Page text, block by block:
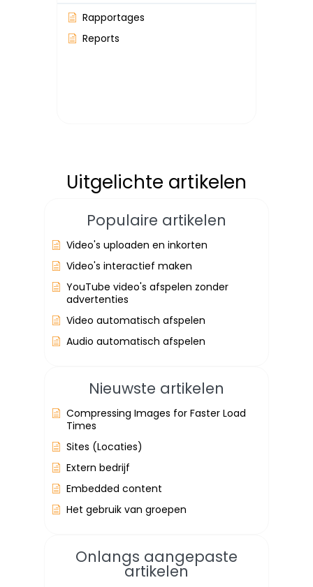
Rapportages
Reports
Uitgelichte artikelen
Populaire artikelen
Video's uploaden en inkorten
Video's interactief maken
YouTube video's afspelen zonder
advertenties
Video automatisch afspelen
Audio automatisch afspelen
Nieuwste artikelen
Compressing Images for Faster Load
Times
Sites (Locaties)
Extern bedrijf
Embedded content
Het gebruik van groepen
Onlangs aangepaste
artikelen